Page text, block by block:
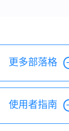
更多部落格
使用者指南